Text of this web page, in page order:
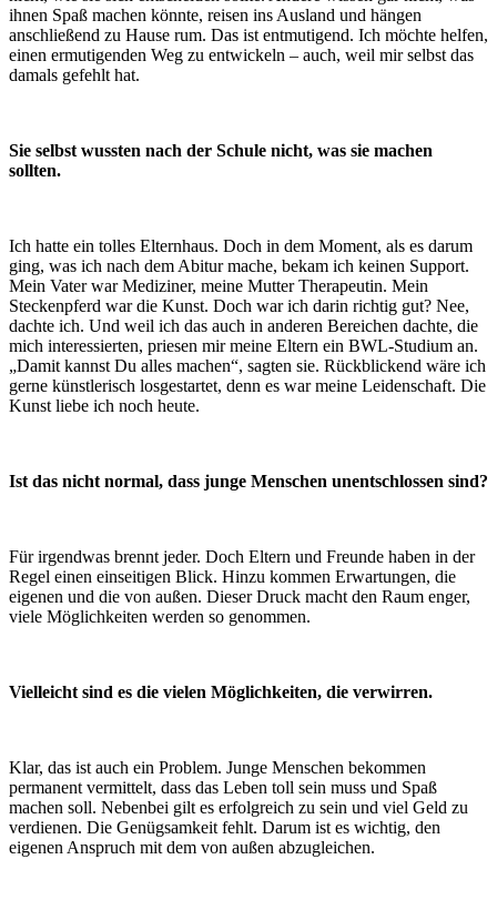
ihnen Spaß machen könnte, reisen ins Ausland und hängen
anschließend zu Hause rum. Das ist entmutigend. Ich möchte helfen,
einen ermutigenden Weg zu entwickeln – auch, weil mir selbst das
damals gefehlt hat.
Sie selbst wussten nach der Schule nicht, was sie machen
sollten.
Ich hatte ein tolles Elternhaus. Doch in dem Moment, als es darum
ging, was ich nach dem Abitur mache, bekam ich keinen Support.
Mein Vater war Mediziner, meine Mutter Therapeutin. Mein
Steckenpferd war die Kunst. Doch war ich darin richtig gut? Nee,
dachte ich. Und weil ich das auch in anderen Bereichen dachte, die
mich interessierten, priesen mir meine Eltern ein BWL-Studium an.
„Damit kannst Du alles machen“, sagten sie. Rückblickend wäre ich
gerne künstlerisch losgestartet, denn es war meine Leidenschaft. Die
Kunst liebe ich noch heute.
Ist das nicht normal, dass junge Menschen unentschlossen sind?
Für irgendwas brennt jeder. Doch Eltern und Freunde haben in der
Regel einen einseitigen Blick. Hinzu kommen Erwartungen, die
eigenen und die von außen. Dieser Druck macht den Raum enger,
viele Möglichkeiten werden so genommen.
Vielleicht sind es die vielen Möglichkeiten, die verwirren.
Klar, das ist auch ein Problem. Junge Menschen bekommen
permanent vermittelt, dass das Leben toll sein muss und Spaß
machen soll. Nebenbei gilt es erfolgreich zu sein und viel Geld zu
verdienen. Die Genügsamkeit fehlt. Darum ist es wichtig, den
eigenen Anspruch mit dem von außen abzugleichen.